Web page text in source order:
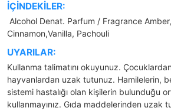
İÇİNDEKİLER:
Alcohol Denat. Parfum / Fragrance
Cinnamon,Vanilla, Pachouli
UYARILAR:
Kullanma talimatını okuyunuz.
hayvanlardan uzak tutunuz. Hamilelerin,
sistemi hastalığı olan kişilerin bulunduğu
kullanmayınız. Gıda maddelerinden uzak